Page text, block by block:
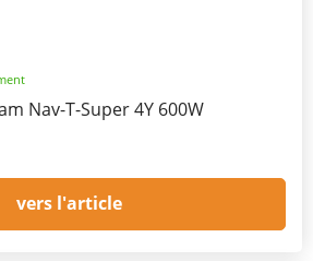
Nav-T-Super 4Y 600W
vers l'article